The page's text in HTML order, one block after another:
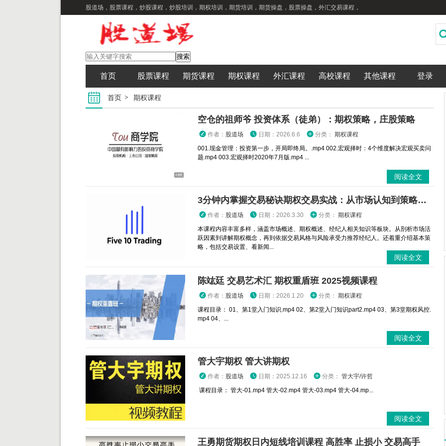
股道场，股票课程，炒股课程，炒股培训，期权培训，期货培训，期货操盘，股票操盘，外汇交易课程，
首页 股票课程 期货课程 期权课程 外汇课程 高校课程 其他课程 登录
首页 期权课程
空仓的祖师爷 投资体系（徒弟）：期权策略，庄股策略
作者： 股道场 日期：2026.6.6 分类： 期权课程
001.现金管理：投资第一步，开局即终局。.mp4 002.宏观择时：4个维度解决宏观买卖问
题.mp4 003.宏观择时2020年7月版.mp4 ...
阅读全文
3分钟内掌握交易秘诀期权交易实战：从市场认知到策略执行全攻略
作者： 股道场 日期：2026.3.30 分类： 期权课程
本课程内容丰富多样，涵盖市场概述、期权概述、经纪人相关知识等板块。从剖析市场活
跃因素到讲解期权概念，再到依据交易风格与风险承受力推荐经纪人。还着重介绍基本策
略，包括交易设置、看新闻...
阅读全文
陈竑廷 交易艺术汇 期权重盾班 2025视频课程
作者： 股道场 日期：2026.1.20 分类： 期权课程
课程目录： 01、第1堂入门知识.mp4 02、第2堂入门知识part2.mp4 03、第3堂期权风控.
mp4 04、...
阅读全文
管大宇期权 管大讲期权
作者： 股道场 日期：2025.12.16 分类： 管大宇/许哲
课程目录： 管大-01.mp4 管大-02.mp4 管大-03.mp4 管大-04.mp...
阅读全文
王勇期货期权日内短线培训课程 高胜率 止损小 交易高手